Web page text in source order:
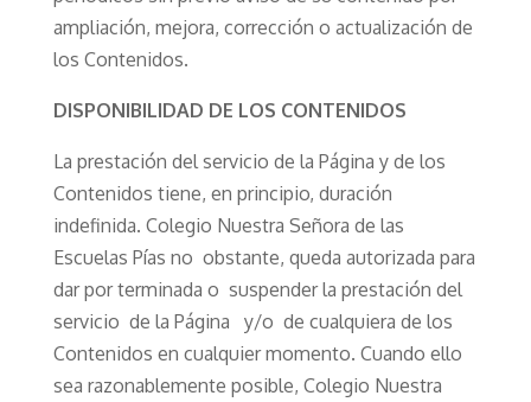
ampliación, mejora, corrección o actualización de
los Contenidos.
DISPONIBILIDAD DE LOS CONTENIDOS
La prestación del servicio de la Página y de los
Contenidos tiene, en principio, duración
indefinida. Colegio Nuestra Señora de las
Escuelas Pías no obstante, queda autorizada para
dar por terminada o suspender la prestación del
servicio de la Página y/o de cualquiera de los
Contenidos en cualquier momento. Cuando ello
sea razonablemente posible, Colegio Nuestra